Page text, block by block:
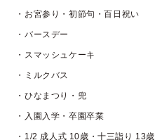
・お宮参り・初節句・百日祝い
・バースデー
・スマッシュケーキ
・ミルクバス
・ひなまつり・兜
・入園入学・卒園卒業
・1/2 成人式 10歳・十三詣り 13歳